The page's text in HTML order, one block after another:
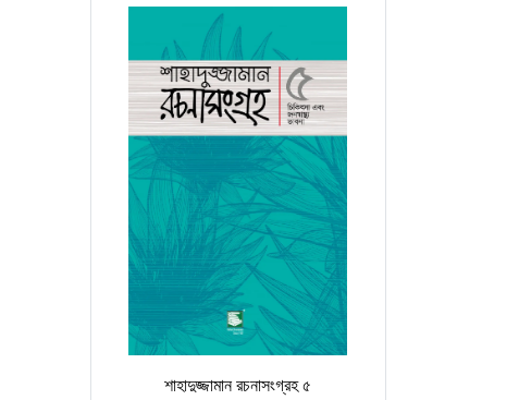
শাহাদুজ্জামান রচনাসংগ্রহ ৫